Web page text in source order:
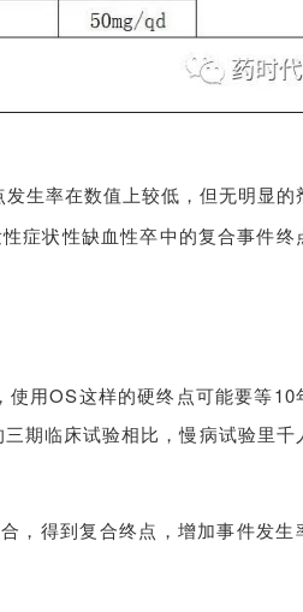
生率在数值上较低，但无明显的
症状性缺血性卒中的复合事件终
用OS这样的硬终点可能要等10
期临床试验相比，慢病试验里千
，得到复合终点，增加事件发生